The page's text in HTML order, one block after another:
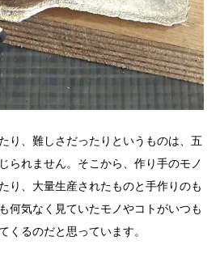
り、難しさだったりというものは、五
られません。そこから、作り手のモノ
り、大量生産されたものと手作りのも
何気なく見ていたモノやコトがいつも
くるのだと思っています。